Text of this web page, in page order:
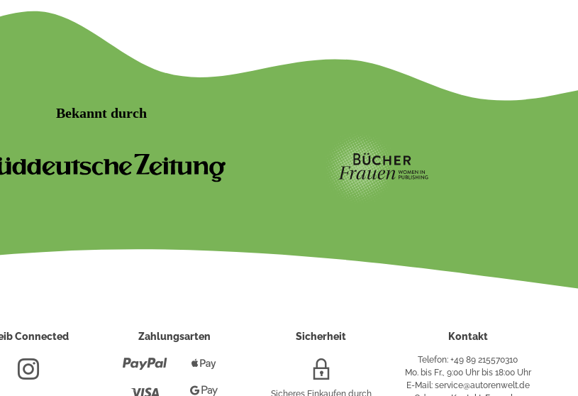
Bekannt durch
Connected Zahlungsarten
Paypal
Pay
Sicherheit
Verschlüsselung
Sicheres Einkaufen durch
Kontakt
Telefon: +49 89 215570310
Mo. bis Fr., 9:00 Uhr bis 18:00 Uhr
E-Mail: service@autorenwelt.de